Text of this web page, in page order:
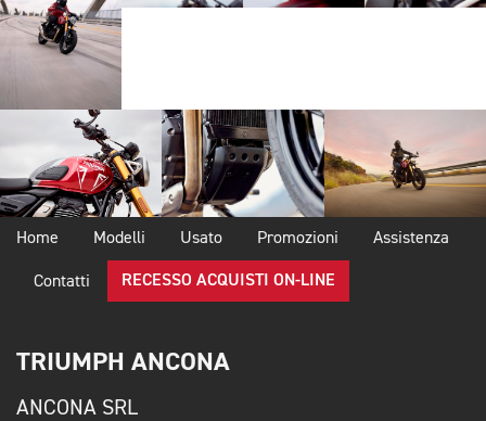
Home Modelli Usato Promozioni Assistenza
Contatti RECESSO ACQUISTI ON-LINE
TRIUMPH ANCONA
ANCONA SRL